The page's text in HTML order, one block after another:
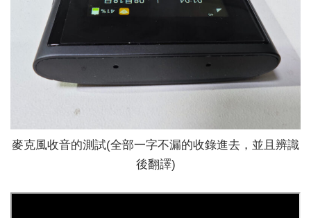
麥克風收音的測試(全部一字不漏的收錄進去，並且辨識
後翻譯)